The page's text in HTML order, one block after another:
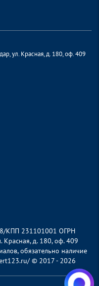
ул. Красная, д. 180, оф. 409
КПП 231101001 ОГРН
Красная, д. 180, оф. 409
обязательно наличие
© 2017 - 2026